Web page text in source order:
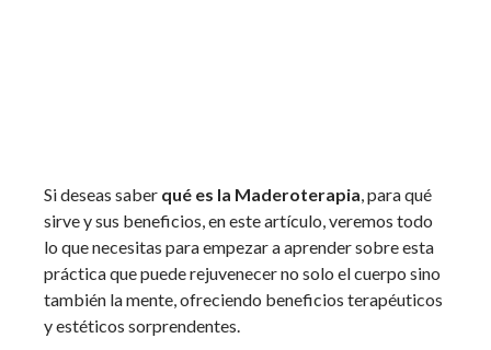
Si deseas saber qué es la Maderoterapia, para qué
sirve y sus beneficios, en este artículo, veremos todo
lo que necesitas para empezar a aprender sobre esta
práctica que puede rejuvenecer no solo el cuerpo sino
también la mente, ofreciendo beneficios terapéuticos
y estéticos sorprendentes.